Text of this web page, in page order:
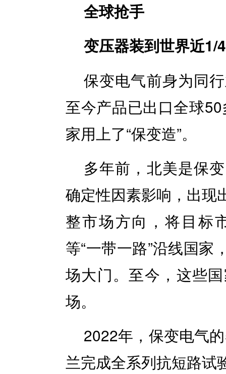
全球抢手
变压器装到世界近1/
保变电气前身为同
至今产品已出口全球
家用上了“保变造”。
多年前，北美是保
确定性因素影响，出现
整市场方向，将目标
等“一带一路”沿线国家
场大门。至今，这些
场。
2022年，保变电气
兰完成全系列抗短路试